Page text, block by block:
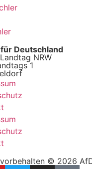
Deutschland
NRW
1
© 2026